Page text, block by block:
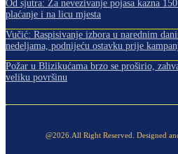
Od sjutra: Za nevezivanje pojasa kazna
plaćanje i na licu mjesta
Vučić: Raspisivanje izbora u narednim
nedeljama, podnijeću ostavku prije
Požar u Blizikućama brzo se proširio,
veliku površinu
@2026.All Right Reserved. Designed